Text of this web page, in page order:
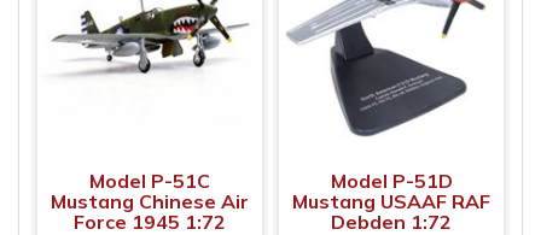
Model P-51C
Mustang Chinese Air
Force 1945 1:72
Model P-51D
Mustang USAAF RAF
Debden 1:72